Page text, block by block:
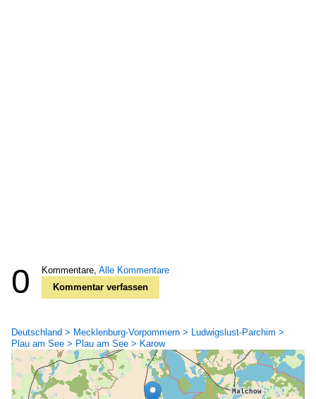
0 Kommentare, Alle Kommentare
Kommentar verfassen
Deutschland > Mecklenburg-Vorpommern > Ludwigslust-Parchim >
Plau am See > Plau am See > Karow